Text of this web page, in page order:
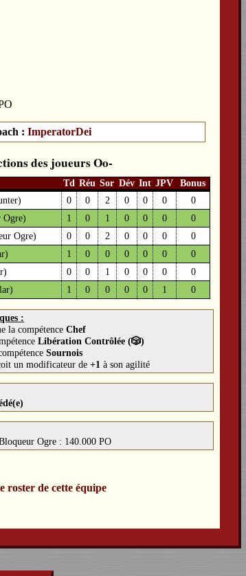
: ImperatorDei
des joueurs
Td Réu Sor Dév Int JPV
Bonus
0 0 2 0 0 0
0
Ogre) 1 0 1 0 0 0
0
Ogre) 0 0 2 0 0 0
0
1 0 0 0 0 0
0
0 0 1 0 0 0
0
1 0 0 0 0 1 0
:
la compétence Chef
Libération Contrôlée (🎲)
Sournois
un modificateur de +1 à son agilité
Ogre : 140.000 PO
roster de cette équipe